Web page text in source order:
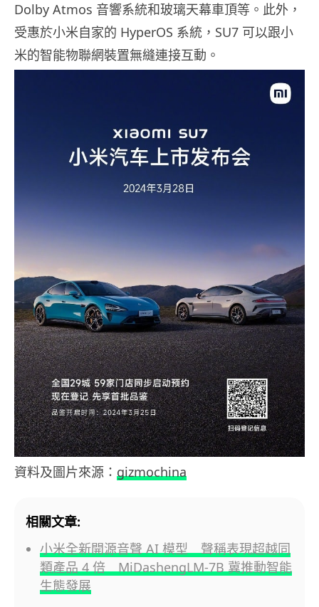
Dolby Atmos 音響系統和玻璃天幕車頂等。此外，
受惠於小米自家的 HyperOS 系統，SU7 可以跟小
米的智能物聯網裝置無縫連接互動。
資料及圖片來源： gizmochina
相關文章:
小米全新開源音聲 AI 模型 聲稱表現超越同
類產品 4 倍 MiDashengLM-7B 冀推動智能
生態發展